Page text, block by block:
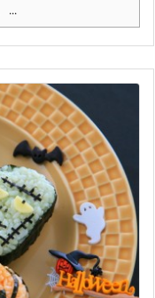
...